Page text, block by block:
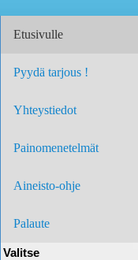
Etusivulle
Pyydä tarjous !
Yhteystiedot
Painomenetelmät
Aineisto-ohje
Palaute
Valitse